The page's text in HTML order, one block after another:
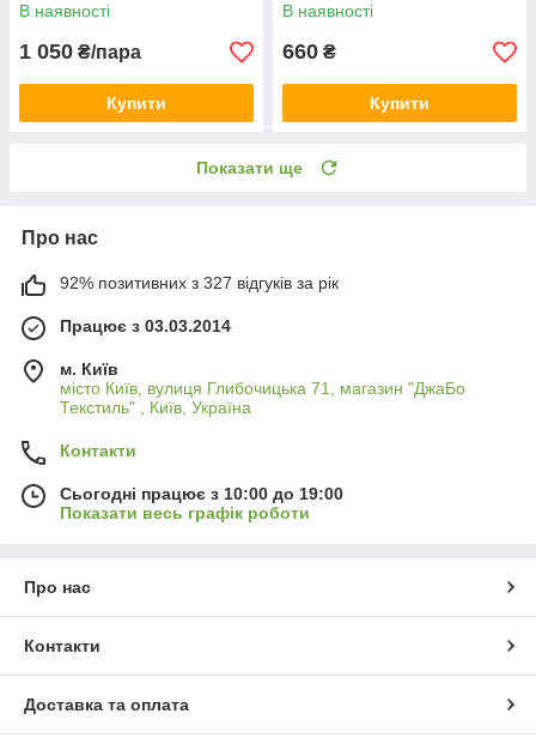
В наявності
1 050 ₴/пара
Купити
В наявності
660 ₴
Купити
Показати ще
Про нас
92% позитивних з 327 відгуків за рік
Працює з 03.03.2014
м. Київ
місто Київ, вулиця Глибочицька 71, магазин "ДжаБо
Текстиль" , Київ, Україна
Контакти
Сьогодні працює з 10:00 до 19:00
Показати весь графік роботи
Про нас
Контакти
Доставка та оплата